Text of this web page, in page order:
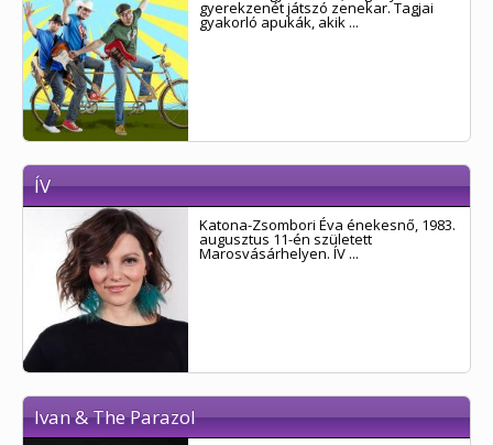
gyerekzenét játszó zenekar. Tagjai
gyakorló apukák, akik ...
ÍV
Katona-Zsombori Éva énekesnő, 1983.
augusztus 11-én született
Marosvásárhelyen. ÍV ...
Ivan & The Parazol